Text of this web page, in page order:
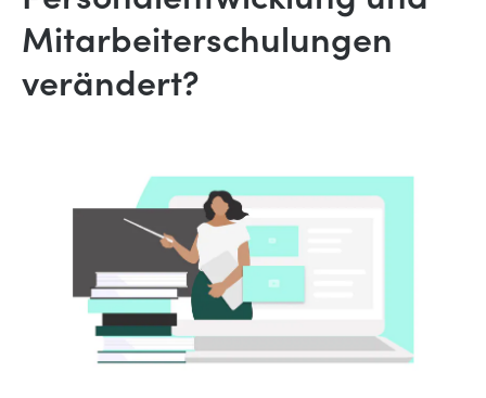
Mitarbeiterschulungen
verändert?